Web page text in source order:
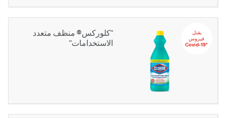
يقتل‬ ‫‫‫‫‏‫
‬‫فيروس
‏*‫Covid-19
"كلوركس® منظف متعدد
الاستخدامات"